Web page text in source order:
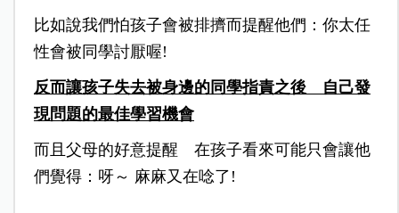
比如說我們怕孩子會被排擠而提醒他們：你太任
性會被同學討厭喔!
反而讓孩子失去被身邊的同學指責之後 自己發
現問題的最佳學習機會
而且父母的好意提醒 在孩子看來可能只會讓他
們覺得：呀～ 麻麻又在唸了!